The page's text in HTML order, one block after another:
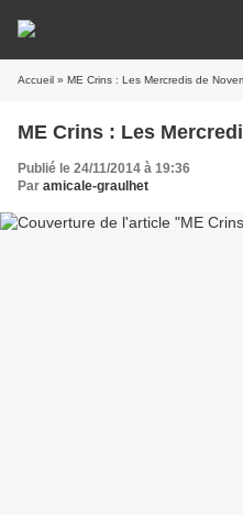
Accueil » ME Crins : Les Mercredis de
ME Crins : Les
Publié le 24/11/2014 à 19:36
Par amicale-graulhet